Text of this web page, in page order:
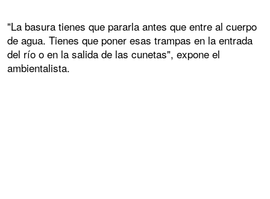
"La basura tienes que pararla antes que entre al cuerpo
de agua. Tienes que poner esas trampas en la entrada
del río o en la salida de las cunetas", expone el
ambientalista.